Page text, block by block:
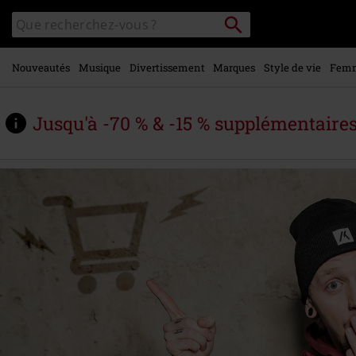
contenu
principal
Rechercher
sur
le
catalogue
Rechercher
Nouveautés Musique Divertissement Marques Style de vie
Jusqu'à -70 % & -15 %